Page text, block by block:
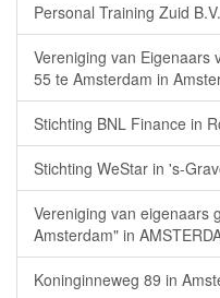
Personal Training Zuid
Vereniging van Eigenaars
55 te Amsterdam in
Stichting BNL Finance in
Stichting WeStar in 's-
Vereniging van eigenaars
Amsterdam" in
Koninginneweg 89 in